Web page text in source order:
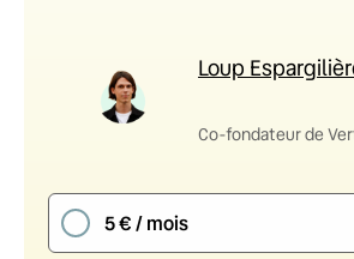
Loup
Co-fondateur de
5 € / mois